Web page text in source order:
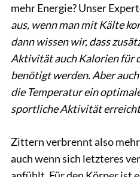
mehr Energie? Unser
aus, wenn man mit Kälte
dann wissen wir, dass
Aktivität auch Kalorien für
benötigt werden. Aber
die Temperatur ein
sportliche Aktivität
Zittern verbrennt also
auch wenn sich letzteres